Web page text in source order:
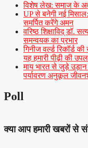
विशेष लेख: समाज के
UP से बनेगी नई
समर्पित करेंगे अमन
वरिष्ठ शिक्षाविद् डॉ.
समन्वयक का प्रभार
गिनीज वर्ल्ड रिकॉर्ड
यह हमारी पीढ़ी की
माय भारत से जुड़े
पर्यावरण अनुकूल
Poll
क्या आप हमारी खबरों से